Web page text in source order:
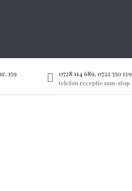
159
0728 114 689, 0722 550 139
telefon receptie non-stop